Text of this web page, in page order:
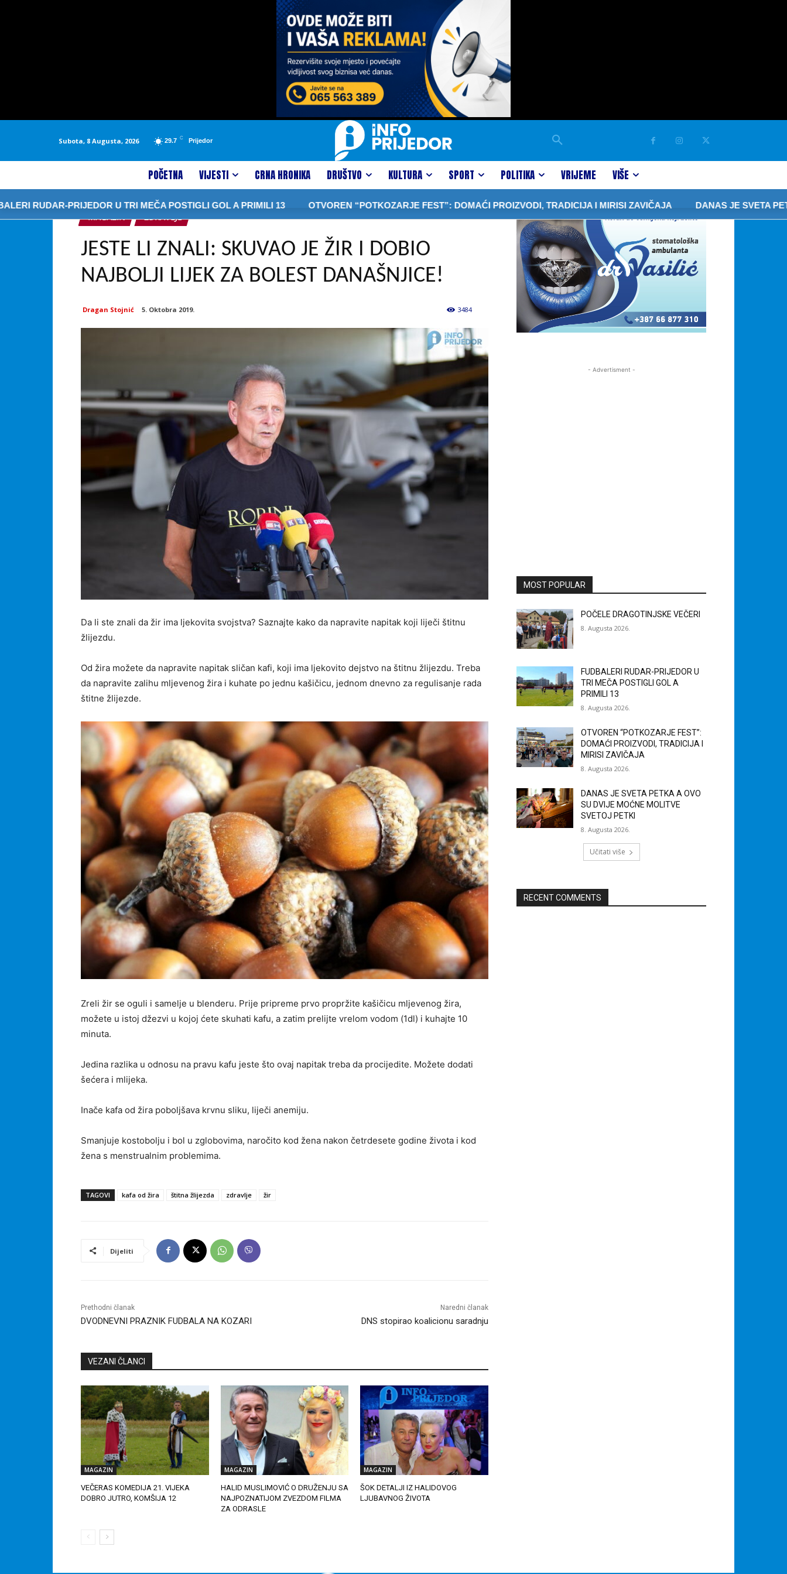
Subota, 8 Augusta, 2026 29.7 C Prijedor
POČETNA VIJESTI CRNA HRONIKA DRUŠTVO KULTURA SPORT POLITIKA VRIJEME VIŠE
PRIJEDOR U TRI MEČA POSTIGLI GOL A PRIMILI 13 OTVOREN “POTKOZARJE FEST”: DOMAĆI PROIZVODI, TRADICIJA I MIRISI ZAVIČAJA DANAS JE SVETA PETKA A
MAGAZIN ZDRAVLJE
JESTE LI ZNALI: SKUVAO JE ŽIR I DOBIO
NAJBOLJI LIJEK ZA BOLEST DANAŠNJICE!
Dragan Stojnić 5. Oktobra 2019. 3484
Da li ste znali da žir ima ljekovita svojstva? Saznajte kako da napravite napitak koji liječi štitnu
žlijezdu.
Od žira možete da napravite napitak sličan kafi, koji ima ljekovito dejstvo na štitnu žlijezdu. Treba
da napravite zalihu mljevenog žira i kuhate po jednu kašičicu, jednom dnevno za regulisanje rada
štitne žlijezde.
Zreli žir se oguli i samelje u blenderu. Prije pripreme prvo propržite kašičicu mljevenog žira,
možete u istoj džezvi u kojoj ćete skuhati kafu, a zatim prelijte vrelom vodom (1dl) i kuhajte 10
minuta.
Jedina razlika u odnosu na pravu kafu jeste što ovaj napitak treba da procijedite. Možete dodati
šećera i mlijeka.
Inače kafa od žira poboljšava krvnu sliku, liječi anemiju.
Smanjuje kostobolju i bol u zglobovima, naročito kod žena nakon četrdesete godine života i kod
žena s menstrualnim problemima.
TAGOVI kafa od žira štitna žlijezda zdravlje žir
Dijeliti
Prethodni članak
DVODNEVNI PRAZNIK FUDBALA NA KOZARI
Naredni članak
DNS stopirao koalicionu saradnju
VEZANI ČLANCI
MAGAZIN
VEČERAS KOMEDIJA 21. VIJEKA
DOBRO JUTRO, KOMŠIJA 12
MAGAZIN
HALID MUSLIMOVIĆ O DRUŽENJU SA
NAJPOZNATIJOM ZVEZDOM FILMA
ZA ODRASLE
MAGAZIN
ŠOK DETALJI IZ HALIDOVOG
LJUBAVNOG ŽIVOTA
- Advertisment -
MOST POPULAR
POČELE DRAGOTINJSKE VEČERI
8. Augusta 2026.
FUDBALERI RUDAR-PRIJEDOR U
TRI MEČA POSTIGLI GOL A
PRIMILI 13
8. Augusta 2026.
OTVOREN “POTKOZARJE FEST”:
DOMAĆI PROIZVODI, TRADICIJA I
MIRISI ZAVIČAJA
8. Augusta 2026.
DANAS JE SVETA PETKA A OVO
SU DVIJE MOĆNE MOLITVE
SVETOJ PETKI
8. Augusta 2026.
Učitati više
RECENT COMMENTS